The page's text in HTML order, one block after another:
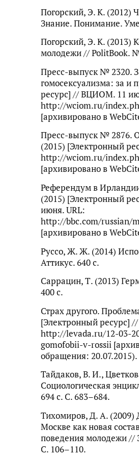
Погорский, Э. К. (2012)
Знание. Понимание.
Погорский, Э. К. (2013)
молодежи // PolitBook.
Пресс-выпуск № 2320.
гомосексуализма: за и
ресурс] // ВЦИОМ. 11
http://wciom.ru/
[архивировано в
Пресс-выпуск № 2876.
(2015) [Электронный
http://wciom.ru/
[архивировано в
Референдум в
(2015) [Электронный
июня. URL:
http://bbc.com/russian/
[архивировано в
Руссо, Ж. Ж. (2014)
Аттикус. 640 с.
Саррацин, Т. (2013)
400 с.
Страх другого.
[Электронный ресурс]
http://levada.ru/12-03-
gomofobii-v-rossii
обращения: 20.07.2015).
Тайдаков, В. И.,
Социологическая
694 с. С. 683–684.
Тихомиров, Д. А. (2009)
Москве как новая
поведения молодежи
С. 106–110.